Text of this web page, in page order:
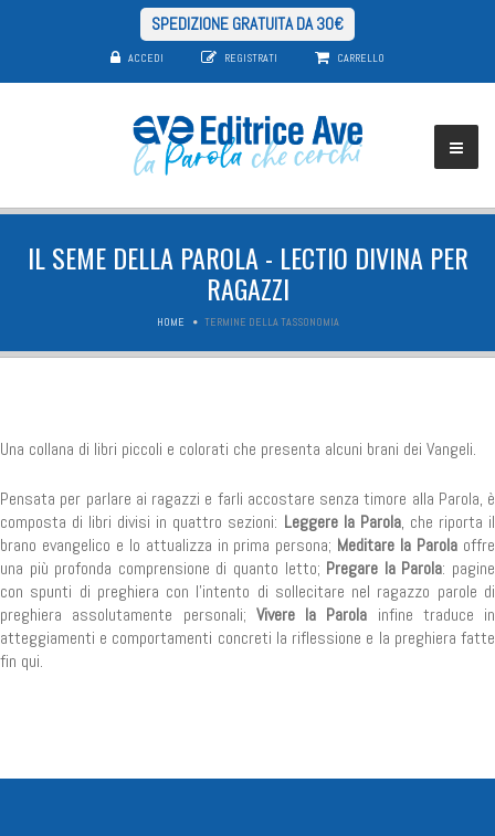
SPEDIZIONE GRATUITA DA 30€
ACCEDI REGISTRATI CARRELLO
IL SEME DELLA PAROLA - LECTIO DIVINA PER
RAGAZZI
HOME TERMINE DELLA TASSONOMIA
Una collana di libri piccoli e colorati che presenta alcuni brani dei Vangeli.
Pensata per parlare ai ragazzi e farli accostare senza timore alla Parola, è
composta di libri divisi in quattro sezioni: Leggere la Parola, che riporta il
brano evangelico e lo attualizza in prima persona; Meditare la Parola offre
una più profonda comprensione di quanto letto; Pregare la Parola: pagine
con spunti di preghiera con l'intento di sollecitare nel ragazzo parole di
preghiera assolutamente personali; Vivere la Parola infine traduce in
atteggiamenti e comportamenti concreti la riflessione e la preghiera fatte
fin qui.